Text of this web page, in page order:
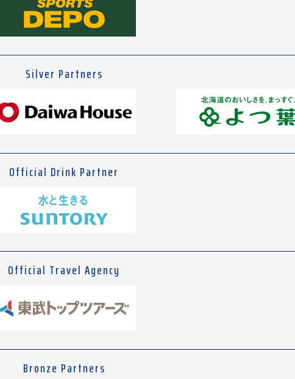
Silver Partners
Official Drink Partner
Official Travel Agency
Bronze Partners